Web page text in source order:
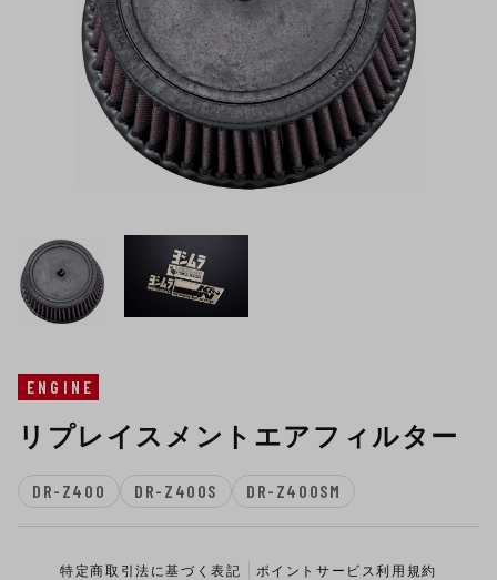
ENGINE
リプレイスメントエアフィルター
DR-Z400 DR-Z400S DR-Z400SM
特定商取引法に基づく表記 ポイントサービス利用規約